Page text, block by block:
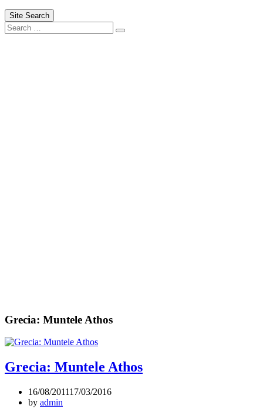
Site Search
Search
Grecia: Muntele Athos
Grecia: Muntele Athos
16/08/201117/03/2016
by admin